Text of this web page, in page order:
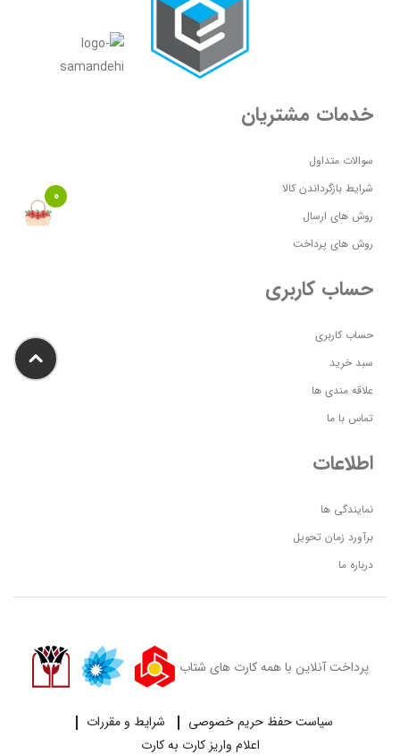
خدمات مشتریان
سوالات متداول
شرایط بازگرداندن کالا
روش های ارسال
روش های پرداخت
حساب کاربری
حساب کاربری
سبد خرید
علاقه مندی ها
تماس با ما
اطلاعات
نمایندگی ها
برآورد زمان تحویل
درباره ما
پرداخت آنلاین با همه کارت های شتاب
سیاست حفظ حریم خصوصی
شرایط و مقررات
اعلام واریز کارت به کارت
0